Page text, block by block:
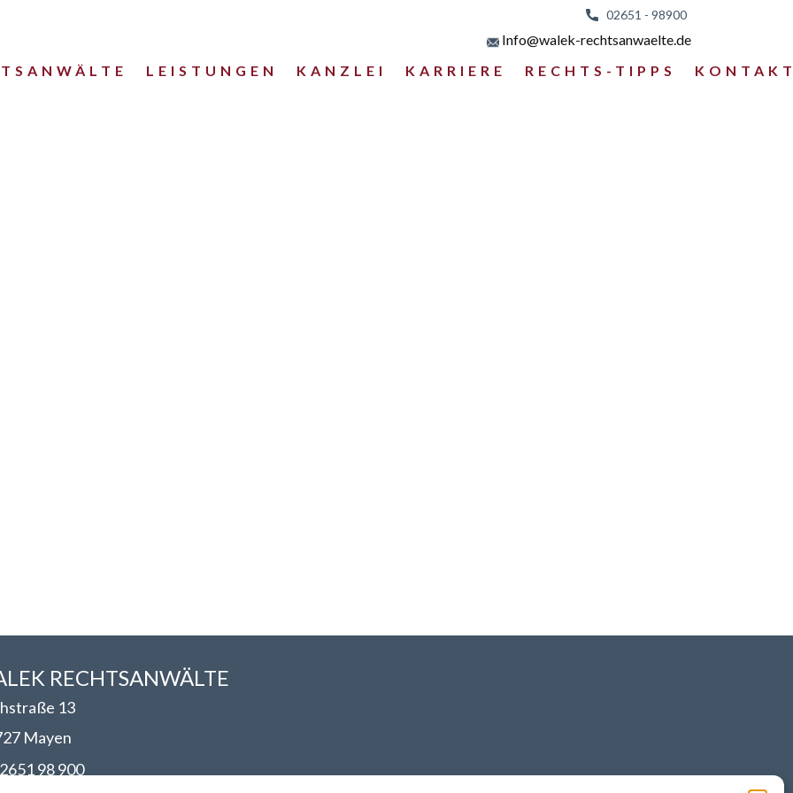
02651 - 98900
LEISTUNGEN KANZLEI KARRIERE RECHTS-TIPPS
Info@walek-rechtsanwaelte.de
RECHTSANWÄLT​​E
13
Mayen
98 900